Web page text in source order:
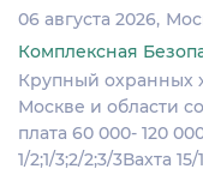
06 августа 2026
Комплексная
Крупный охранных
Москве и области
плата 60 000- 120
1/2;1/3;2/2;3/3Вахта